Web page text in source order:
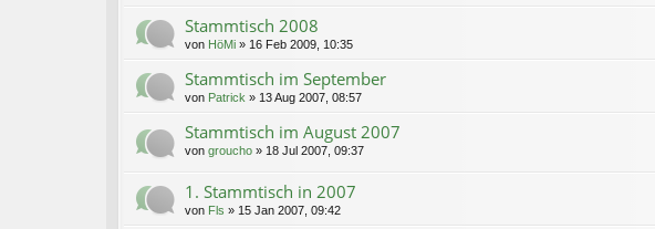
Stammtisch 2008
von HöMi » 16 Feb 2009, 10:35
Stammtisch im September
von Patrick » 13 Aug 2007, 08:57
Stammtisch im August 2007
von groucho » 18 Jul 2007, 09:37
1. Stammtisch in 2007
von Fls » 15 Jan 2007, 09:42